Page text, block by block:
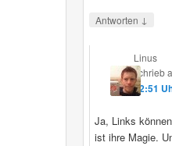
Antworten ↓
Linus
schrieb
12:51
Ja, Links
ist ihre Magie.